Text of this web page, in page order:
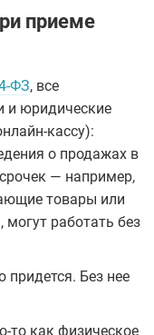
приеме
ФЗ, все
и юридические
кассу):
о продажах в
— например,
товары или
могут работать без
придется. Без нее
то как физическое